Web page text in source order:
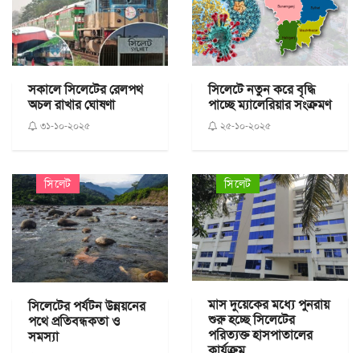
সকালে সিলেটের রেলপথ
অচল রাখার ঘোষণা
৩১-১০-২০২৫
সিলেটে নতুন করে বৃদ্ধি
পাচ্ছে ম্যালেরিয়ার সংক্রমণ
২৫-১০-২০২৫
সিলেট
সিলেটের পর্যটন উন্নয়নের
পথে প্রতিবন্ধকতা ও
সমস্যা
সিলেট
মাস দুয়েকের মধ্যে পুনরায়
শুরু হচ্ছে সিলেটের
পরিত্যক্ত হাসপাতালের